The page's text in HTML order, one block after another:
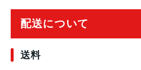
配送について
送料